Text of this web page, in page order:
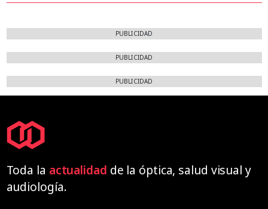
PUBLICIDAD
PUBLICIDAD
PUBLICIDAD
Toda la actualidad de la óptica, salud visual y
audiología.